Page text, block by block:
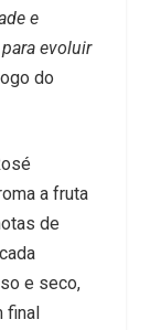
e
evoluir
do
a fruta
de
e seco,
final